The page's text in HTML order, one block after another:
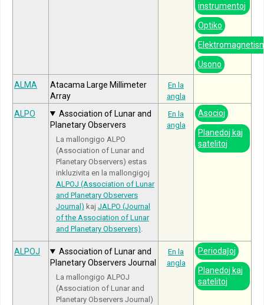
instrumentoj
Optiko
Usono
ALMA
Atacama Large Millimeter
Array
En la
angla
ALPO
Association of Lunar and
Planetary Observers
La mallongigo ALPO
(Association of Lunar and
Planetary Observers) estas
inkluzivita en la mallongigoj
ALPOJ (Association of Lunar
and Planetary Observers
Journal) kaj JALPO (Journal
of the Association of Lunar
and Planetary Observers)
En la
angla
Asocioj
Planedoj kaj
satelitoj
ALPOJ
Association of Lunar and
Planetary Observers Journal
La mallongigo ALPOJ
(Association of Lunar and
Planetary Observers Journal)
En la
angla
Periodaĵoj
Planedoj kaj
satelitoj